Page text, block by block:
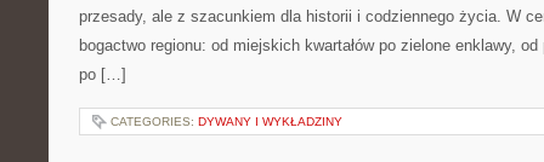
przesady, ale z szacunkiem dla historii i codziennego życia. W
bogactwo regionu: od miejskich kwartałów po zielone enklawy,
po […]
CATEGORIES: DYWANY I WYKŁADZINY